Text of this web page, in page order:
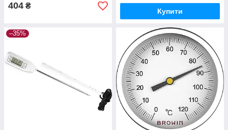
404 ₴
Купити
–35%